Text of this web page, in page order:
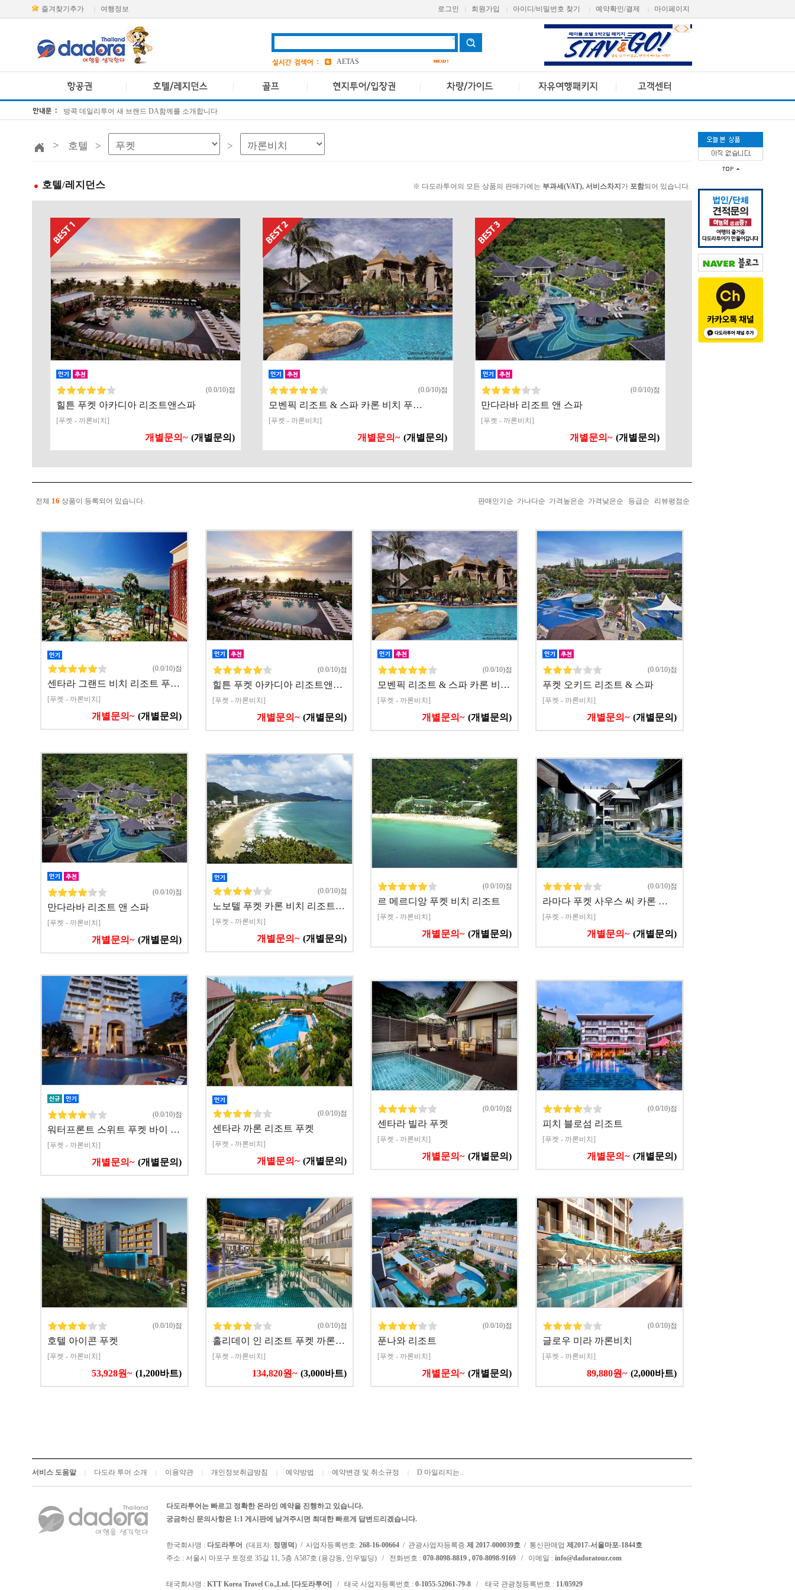
즐겨찾기추가 여행정보 로그인 회원가입 아이디/비밀번호 찾기 예약확인/결제 마이페이지
AVANI
앳 마인드
3
AETAS
bangkok
3
방콕 데일리투어 새 브랜드 DA함께를 소개합니다
> 호텔 > >
● 호텔/레지던스 ※ 다도라투어의 모든 상품의 판매가에는 부과세(VAT), 서비스차지 가 포함되어 있습니다.
(0.0/10)점
힐튼 푸켓 아카디아 리조트앤스파
[푸켓 - 까론비치]
개별문의~ (개별문의)
(0.0/10)점
모벤픽 리조트 & 스파 카론 비치 푸…
[푸켓 - 까론비치]
개별문의~ (개별문의)
(0.0/10)점
만다라바 리조트 앤 스파
[푸켓 - 까론비치]
개별문의~ (개별문의)
전체 16 상품이 등록되어 있습니다. 판매인기순 가나다순 가격높은순 가격낮은순 등급순 리뷰평점순
(0.0/10)점
센타라 그랜드 비치 리조트 푸…
[푸켓 - 까론비치]
개별문의~ (개별문의)
(0.0/10)점
힐튼 푸켓 아카디아 리조트앤…
[푸켓 - 까론비치]
개별문의~ (개별문의)
(0.0/10)점
모벤픽 리조트 & 스파 카론 비…
[푸켓 - 까론비치]
개별문의~ (개별문의)
(0.0/10)점
푸켓 오키드 리조트 & 스파
[푸켓 - 까론비치]
개별문의~ (개별문의)
(0.0/10)점
만다라바 리조트 앤 스파
[푸켓 - 까론비치]
개별문의~ (개별문의)
(0.0/10)점
노보텔 푸켓 카론 비치 리조트…
[푸켓 - 까론비치]
개별문의~ (개별문의)
(0.0/10)점
르 메르디앙 푸켓 비치 리조트
[푸켓 - 까론비치]
개별문의~ (개별문의)
(0.0/10)점
라마다 푸켓 사우스 씨 카론 …
[푸켓 - 까론비치]
개별문의~ (개별문의)
(0.0/10)점
워터프론트 스위트 푸켓 바이 …
[푸켓 - 까론비치]
개별문의~ (개별문의)
(0.0/10)점
센타라 까론 리조트 푸켓
[푸켓 - 까론비치]
개별문의~ (개별문의)
(0.0/10)점
센타라 빌라 푸켓
[푸켓 - 까론비치]
개별문의~ (개별문의)
(0.0/10)점
피치 블로섬 리조트
[푸켓 - 까론비치]
개별문의~ (개별문의)
(0.0/10)점
호텔 아이콘 푸켓
[푸켓 - 까론비치]
53,928원~ (1,200바트)
(0.0/10)점
홀리데이 인 리조트 푸켓 까론…
[푸켓 - 까론비치]
134,820원~ (3,000바트)
(0.0/10)점
푼나와 리조트
[푸켓 - 까론비치]
개별문의~ (개별문의)
(0.0/10)점
글로우 미라 까론비치
[푸켓 - 까론비치]
89,880원~ (2,000바트)
서비스 도움말 다도라 투어 소개 이용약관 개인정보취급방침 예약방법 예약변경 및 취소규정 D 마일리지는..
다도라투어는 빠르고 정확한 온라인 예약을 진행하고 있습니다.
궁금하신 문의사항은 1:1 게시판에 남겨주시면 최대한 빠르게 답변드리겠습니다.
한국회사명 : 다도라투어 (대표자: 정명덕) / 사업자등록번호: 268-16-00664 / 관광사업자등록증 제 2017-000039호 / 통신판매업 제2017-서울마포-1844호
주소 : 서울시 마포구 토정로 35길 11, 5층 A587호 (용강동, 인우빌딩) / 전화번호 : 070-8098-8819 , 070-8098-9169 / 이메일 : info@dadoratour.com
태국회사명 : KTT Korea Travel Co.,Ltd. [다도라투어] / 태국 사업자등록번호 : 0-1055-52061-79-8 / 태국 관광청등록번호 : 11/05929